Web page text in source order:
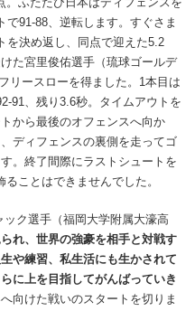
91-88、逆転します。すぐさま
を決め返し、同点で迎えた5.2
た宮里俊佑選手（琉球ゴールデ
リースローを得ました。1本目は
91、残り3.6秒。タイムアウトを
から最後のオフェンスへ向か
ディフェンスの裏側を走ってゴ
。終了間際にラストシュートを
ことはできませんでした。
ク選手（福岡大学附属大濠高
れ、世界の強豪を相手と対戦す
や練習、私生活にも生かされて
に上を目指してがんばっていき
向けた戦いのスタートを切りま